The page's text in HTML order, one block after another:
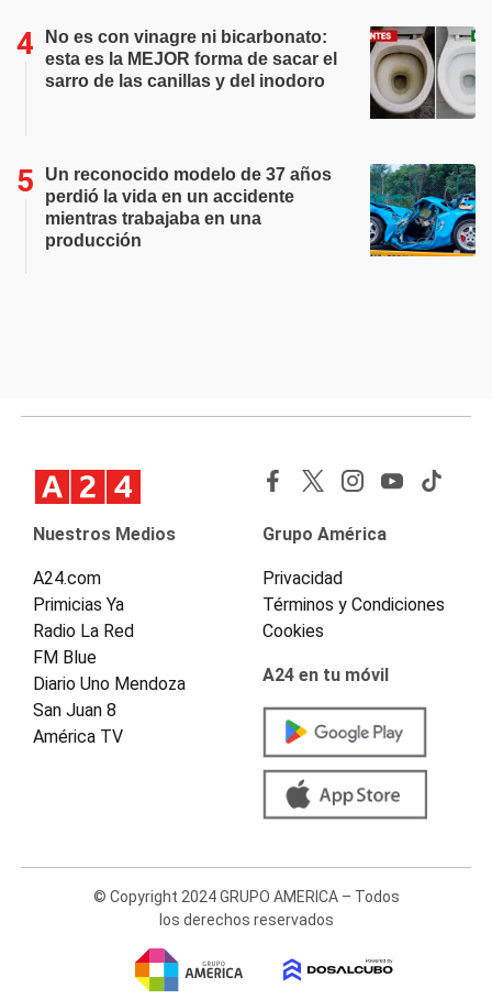
No es con vinagre ni bicarbonato:
esta es la MEJOR forma de sacar el
sarro de las canillas y del inodoro
Un reconocido modelo de 37 años
perdió la vida en un accidente
mientras trabajaba en una
producción
Nuestros Medios
A24.com
Primicias Ya
Radio La Red
FM Blue
Diario Uno Mendoza
San Juan 8
América TV
Grupo América
Privacidad
Términos y Condiciones
Cookies
A24 en tu móvil
© Copyright 2024 GRUPO AMERICA – Todos
los derechos reservados